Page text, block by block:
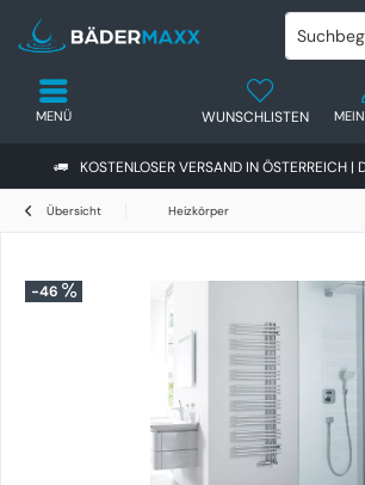
KOSTENLOSER VERSAND IN ÖSTERREICH |
WUNSCHLISTEN
MENÜ
Übersicht Heizkörper
-46